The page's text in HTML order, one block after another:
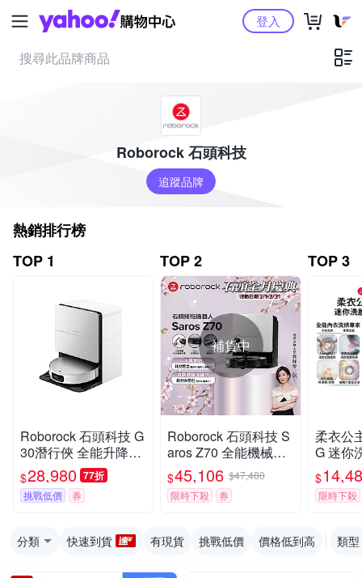
Yahoo購物中心登入
Roborock 石頭科技
追蹤品牌
熱銷排行榜
TOP 1
Roborock 石頭科技 G
30潛行俠 全能升降極
淨王者 (智慧升降全域
LDS/超薄7.98/聲波恆
濕拖地/22000Pa)
$28,980 77折
挑戰低價 券
TOP 2
補貨中
Roborock 石頭科技 S
aros Z70 全能機械手
臂旗艦掃拖王者(機械
手臂/零纏繞/22000P
a/7.98超薄/80度熱洗)
$45,106 $47,480
限時下殺
券
TOP 3
柔衣公
G 迷你
洗衣
漬洗/立
證/
$
限時下殺
分類 快速到貨 有現貨 挑戰低價 價格低到高 類型